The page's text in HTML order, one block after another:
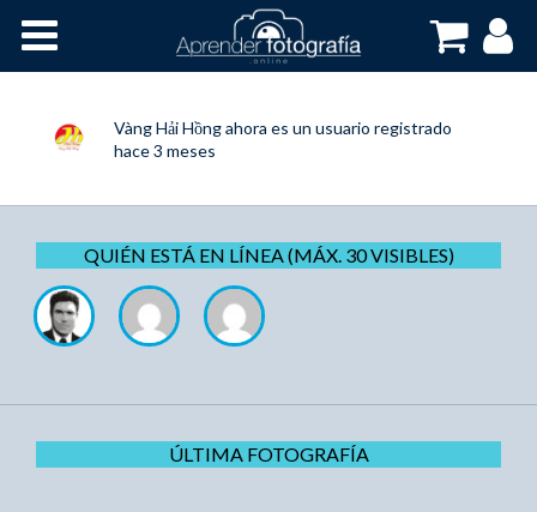
Vàng Hải Hồngahora es un usuario registrado
hace 3 meses
QUIÉN ESTÁ EN LÍNEA (MÁX. 30 VISIBLES)
ÚLTIMA FOTOGRAFÍA